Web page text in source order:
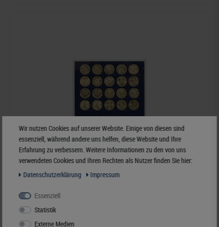
Münzbox MARINE mit 35 quadratischen Fächern für
Münzen/Münzkapseln bis Ø36 mm
Wir nutzen Cookies auf unserer Website. Einige von diesen sind
essenziell, während andere uns helfen, diese Website und Ihre
Erfahrung zu verbessern. Weitere Informationen zu den von uns
verwendeten Cookies und Ihren Rechten als Nutzer finden Sie hier:
Daten­schutz­erklärung
Impressum
Essenziell
Statistik
Externe Medien